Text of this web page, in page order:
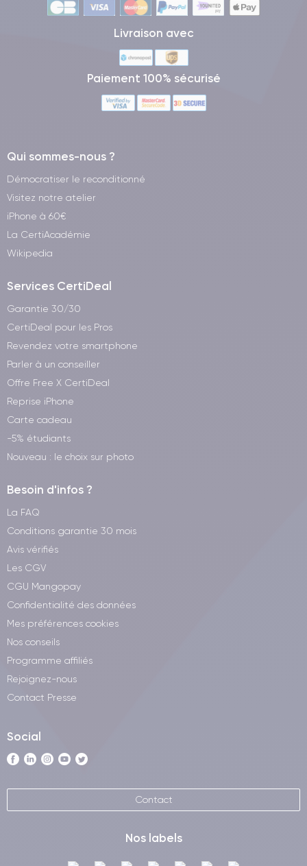
Livraison avec
Paiement 100% sécurisé
Qui sommes-nous ?
Démocratiser le reconditionné
Visitez notre atelier
iPhone à 60€
La CertiAcadémie
Wikipedia
Services CertiDeal
Garantie 30/30
CertiDeal pour les Pros
Revendez votre smartphone
Parler à un conseiller
Offre Free X CertiDeal
Reprise iPhone
Carte cadeau
-5% étudiants
Nouveau : le choix sur photo
Besoin d'infos ?
La FAQ
Conditions garantie 30 mois
Avis vérifiés
Les CGV
CGU Mangopay
Confidentialité des données
Mes préférences cookies
Nos conseils
Programme affiliés
Rejoignez-nous
Contact Presse
Social
Contact
Nos labels